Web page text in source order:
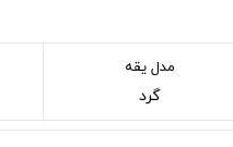
مدل یقه
گرد